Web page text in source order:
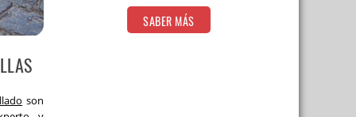
a presión
son
SABER MÁS